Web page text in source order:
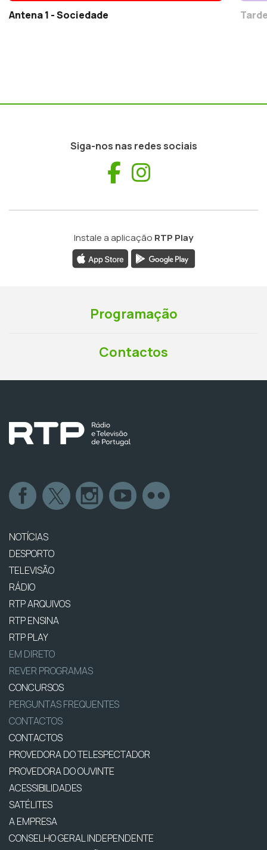
Antena 1 - Sociedade
Siga-nos nas redes sociais
Facebook
Instale a aplicação RTP Play
Programação
Contactos
NOTÍCIAS
DESPORTO
TELEVISÃO
RÁDIO
RTP ARQUIVOS
RTP ENSINA
RTP PLAY
EM DIRETO
REVER PROGRAMAS
CONCURSOS
PERGUNTAS FREQUENTES
CONTACTOS
CONTACTOS
PROVEDORA DO TELESPECTADOR
PROVEDORA DO OUVINTE
ACESSIBILIDADES
SATÉLITES
A EMPRESA
CONSELHO GERAL INDEPENDENTE